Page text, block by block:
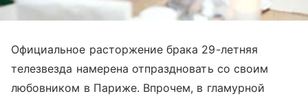
Официальное расторжение брака 29-летняя
телезвезда намерена отпраздновать со своим
любовником в Париже. Впрочем, в гламурной